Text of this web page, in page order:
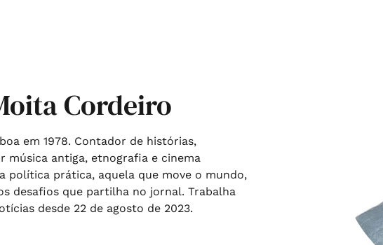
Cordeiro
em 1978. Contador de histórias,
música antiga, etnografia e cinema
política prática, aquela que move o mundo,
desafios que partilha no jornal. Trabalha
desde 22 de agosto de 2023.